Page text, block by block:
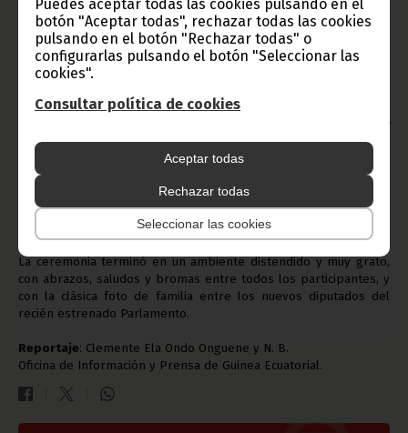
Puedes aceptar todas las cookies pulsando en el
botón "Aceptar todas", rechazar todas las cookies
pulsando en el botón "Rechazar todas" o
configurarlas pulsando el botón "Seleccionar las
cookies".
Consultar política de cookies
Aceptar todas
Rechazar todas
Seleccionar las cookies
que recibió un gran aplauso por parte de todos los presentes.
Horizonte 2025 para los países de la CEMAC
Sassou, como actual Presidente en Ejercicio de la CEMAC,
la apertura del Parlamento Comunitario es fruto de
nuestra voluntad común expresada desde esta institución”. El Jefe
del Estado congoleño dio las gracias al Presidente y al pueblo
de Guinea Ecuatorial por los esfuerzos aportados para disfrutar
de este edificio y de este recurso. Igualmente, Sassou expresó
que el objetivo de todos los estados que forman la CEMAC es
conseguir ser países emergentes de aquí al año 2025.
La ceremonia terminó en un ambiente distendido y muy grato,
con abrazos, saludos y bromas entre todos los participantes, y
con la clásica foto de familia entre los nuevos diputados del
recién estrenado Parlamento.
Reportaje: Clemente Ela Ondo Onguene y N. B.
Oficina de Información y Prensa de Guinea Ecuatorial.